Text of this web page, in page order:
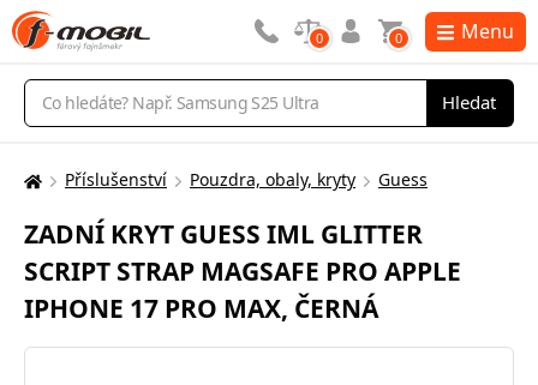
Vyhledávání
Hledat
0 0 Menu
Zde
nacházíte:
Příslušenství Pouzdra, obaly, kryty Guess
ZADNÍ KRYT GUESS IML GLITTER
SCRIPT STRAP MAGSAFE PRO APPLE
IPHONE 17 PRO MAX, ČERNÁ